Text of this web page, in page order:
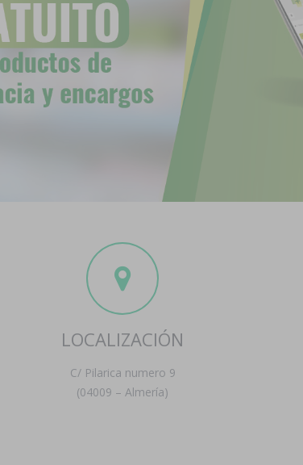
LOCALIZACIÓN
C/ Pilarica numero 9
(04009 – Almería)